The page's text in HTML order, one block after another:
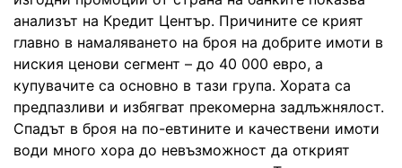
анализът на Кредит Център. Причините се крият
главно в намаляването на броя на добрите имоти в
ниския ценови сегмент – до 40 000 евро, а
купувачите са основно в тази група. Хората са
предпазливи и избягват прекомерна задлъжнялост.
Спадът в броя на по-евтините и качествени имоти
води много хора до невъзможност да открият